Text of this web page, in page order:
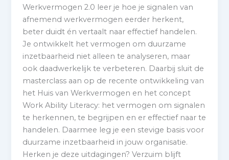
Werkvermogen 2.0 leer je hoe je signalen van
afnemend werkvermogen eerder herkent,
beter duidt én vertaalt naar effectief handelen.
Je ontwikkelt het vermogen om duurzame
inzetbaarheid niet alleen te analyseren, maar
ook daadwerkelijk te verbeteren. Daarbij sluit de
masterclass aan op de recente ontwikkeling van
het Huis van Werkvermogen en het concept
Work Ability Literacy: het vermogen om signalen
te herkennen, te begrijpen en er effectief naar te
handelen. Daarmee leg je een stevige basis voor
duurzame inzetbaarheid in jouw organisatie.
Herken je deze uitdagingen? Verzuim blijft